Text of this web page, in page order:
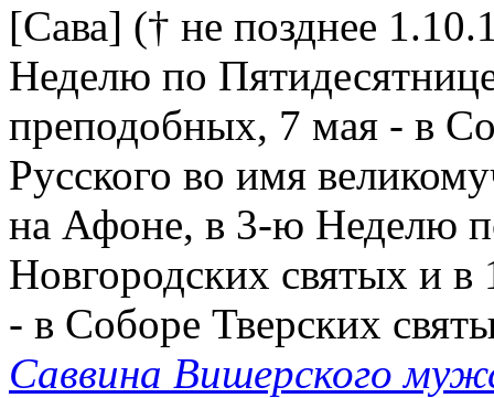
[Сава] († не позднее
Неделю по
преподобных, 7 мая - в
Русского во имя
на Афоне, в 3-ю Неделю
Новгородских святых и в
- в Соборе Тверских
Саввина Вишерского